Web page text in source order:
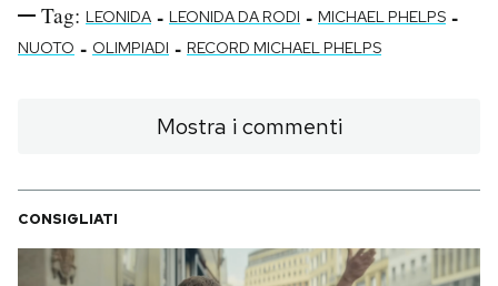
Tag: LEONIDA - LEONIDA DA RODI - MICHAEL PHELPS -
NUOTO - OLIMPIADI - RECORD MICHAEL PHELPS
Mostra i commenti
CONSIGLIATI